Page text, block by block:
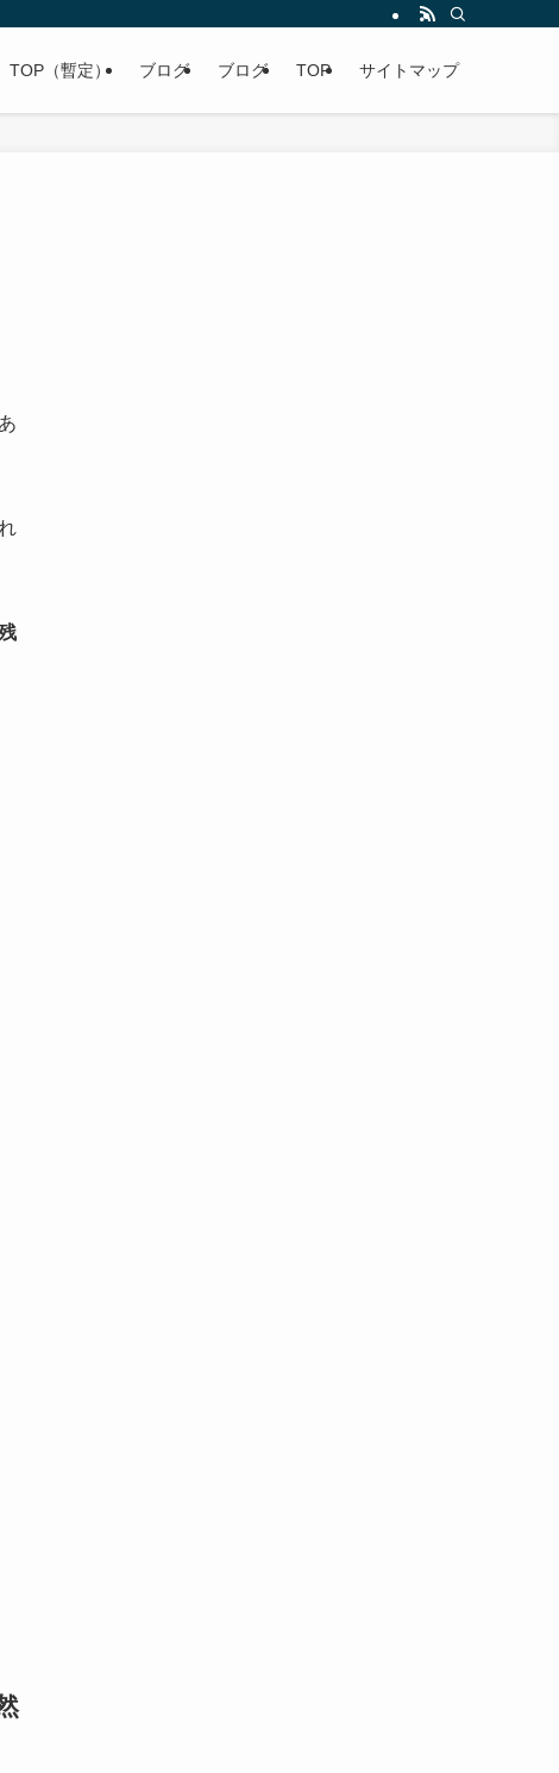
TOP（暫定） ブログ ブログ TOP サイトマップ